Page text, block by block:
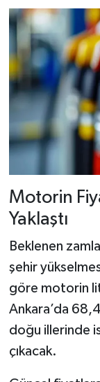
Motorin
Yaklaştı
Beklenen
şehir
göre motorin
Ankara’da
doğu illerinde
çıkacak.